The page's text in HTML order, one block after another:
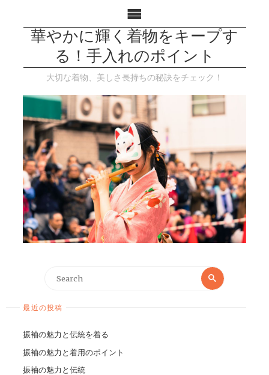
華やかに輝く着物をキープす
る！手入れのポイント
大切な着物、美しさ長持ちの秘訣をチェック！
最近の投稿
振袖の魅力と伝統を着る
振袖の魅力と着用のポイント
振袖の魅力と伝統